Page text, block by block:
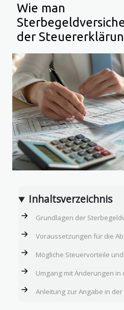
Wie man
der
Inhaltsverzeichnis
Grundlagen der
Voraussetzungen für die
Mögliche Steuervorteile
Umgang mit Änderungen
Anleitung zur Angabe in